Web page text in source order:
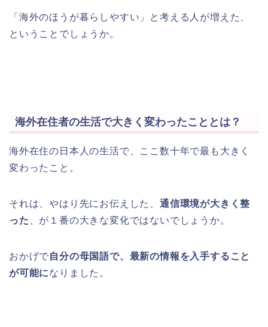
「海外のほうが暮らしやすい」と考える人が増えた、
ということでしょうか。
海外在住者の生活で大きく変わったこととは？
海外在住の日本人の生活で、ここ数十年で最も大きく
変わったこと。
それは、やはり先にお伝えした、 通信環境が大きく整
った 、が１番の大きな変化ではないでしょうか。
おかげで自分の母国語で、最新の情報を入手すること
が可能になりました。